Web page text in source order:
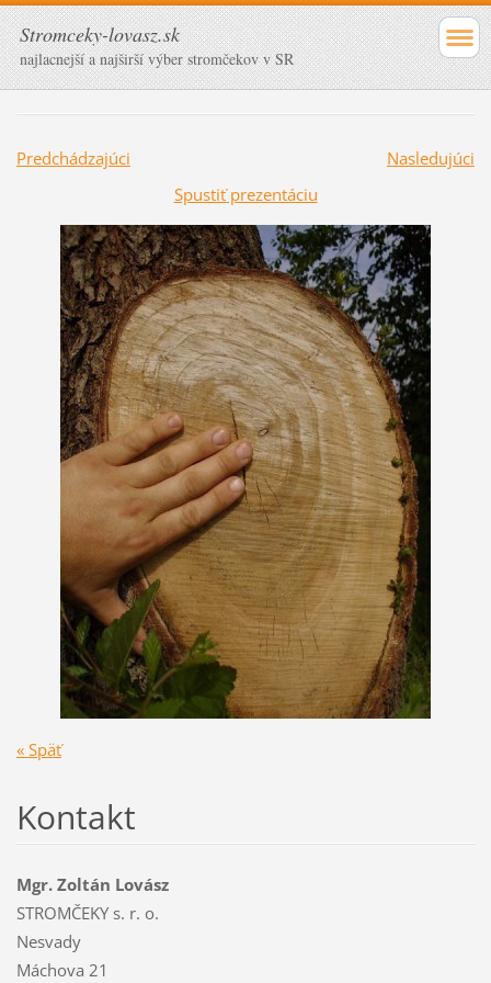
Stromceky-lovasz.sk
najlacnejší a najširší výber stromčekov v SR
Predchádzajúci
Nasledujúci
Spustiť prezentáciu
« Späť
Kontakt
Mgr. Zoltán Lovász
STROMČEKY s. r. o.
Nesvady
Máchova 21